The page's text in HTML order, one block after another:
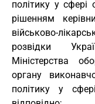
політику у
рішенням
військово-
розвідки
Міністерства
органу
політику у